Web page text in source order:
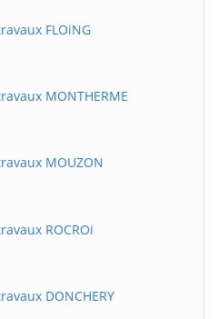
FLOiNG
MONTHERME
MOUZON
ROCROi
DONCHERY